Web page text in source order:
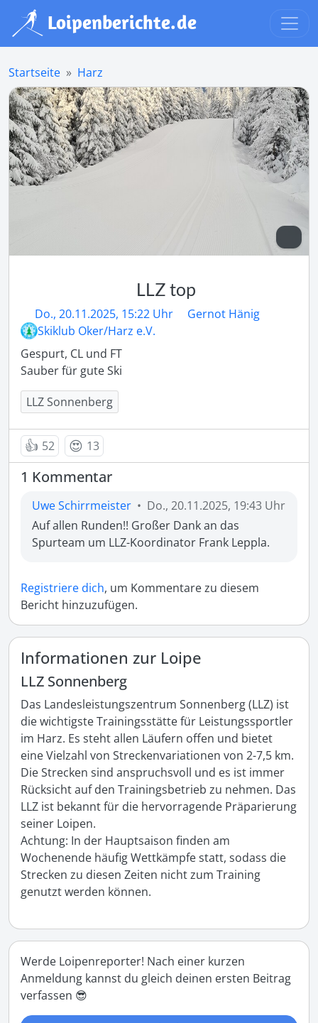
Startseite Harz
LLZ top
Do., 20.11.2025, 15:22 Uhr
Gernot Hänig
Skiklub Oker/Harz e.V.
Gespurt, CL und FT
Sauber für gute Ski
LLZ Sonnenberg
👍 52 😍 13
1 Kommentar
Uwe Schirrmeister • Do., 20.11.2025, 19:43 Uhr
Auf allen Runden!! Großer Dank an das
Spurteam um LLZ-Koordinator Frank Leppla.
Registriere dich, um Kommentare zu diesem
Bericht hinzuzufügen.
Informationen zur Loipe
LLZ Sonnenberg
Das Landesleistungszentrum Sonnenberg (LLZ) ist
die wichtigste Trainingsstätte für Leistungssportler
im Harz. Es steht allen Läufern offen und bietet
eine Vielzahl von Streckenvariationen von 2-7,5 km.
Die Strecken sind anspruchsvoll und es ist immer
Rücksicht auf den Trainingsbetrieb zu nehmen. Das
LLZ ist bekannt für die hervorragende Präparierung
seiner Loipen.
Achtung: In der Hauptsaison finden am
Wochenende häufig Wettkämpfe statt, sodass die
Strecken zu diesen Zeiten nicht zum Training
genutzt werden können.
Werde Loipenreporter! Nach einer kurzen
Anmeldung kannst du gleich deinen ersten Beitrag
verfassen 😎